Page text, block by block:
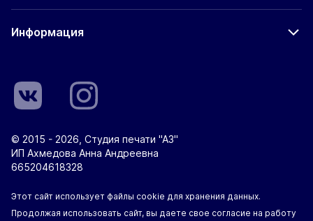
Информация
© 2015 - 2026, Студия печати "А3"
ИП Ахмедова Анна Андреевна
665204618328
Этот сайт использует файлы cookie для хранения данных.
Продолжая использовать сайт, вы даете свое согласие на работу